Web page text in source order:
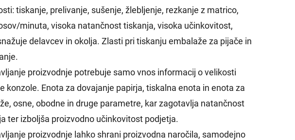
tiskanje, prelivanje, sušenje, žlebljenje, rezkanje z matrico,
minuta, visoka natančnost tiskanja, visoka učinkovitost,
delavcev in okolja. Zlasti pri tiskanju embalaže za pijače in
proizvodnje potrebuje samo vnos informacij o velikosti
konzole. Enota za dovajanje papirja, tiskalna enota in enota za
osne, obodne in druge parametre, kar zagotavlja natančnost
ter izboljša proizvodno učinkovitost podjetja.
proizvodnje lahko shrani proizvodna naročila, samodejno